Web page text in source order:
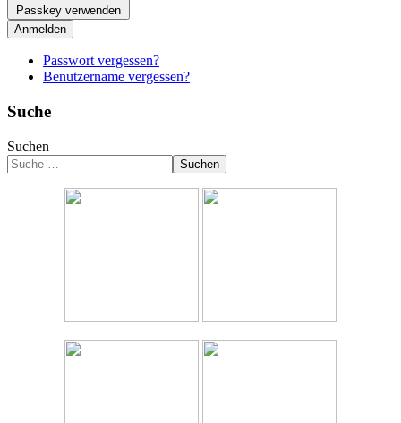
Passkey verwenden
Anmelden
Passwort vergessen?
Benutzername vergessen?
Suche
Suchen
Suchen